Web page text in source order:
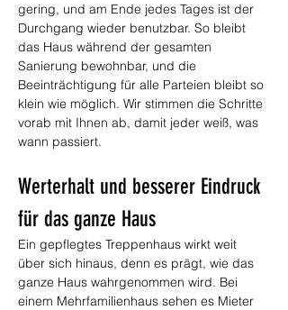
gering, und am Ende jedes Tages ist der
Durchgang wieder benutzbar. So bleibt
das Haus während der gesamten
Sanierung bewohnbar, und die
Beeinträchtigung für alle Parteien bleibt so
klein wie möglich. Wir stimmen die Schritte
vorab mit Ihnen ab, damit jeder weiß, was
wann passiert.
Werterhalt und besserer Eindruck
für das ganze Haus
Ein gepflegtes Treppenhaus wirkt weit
über sich hinaus, denn es prägt, wie das
ganze Haus wahrgenommen wird. Bei
einem Mehrfamilienhaus sehen es Mieter